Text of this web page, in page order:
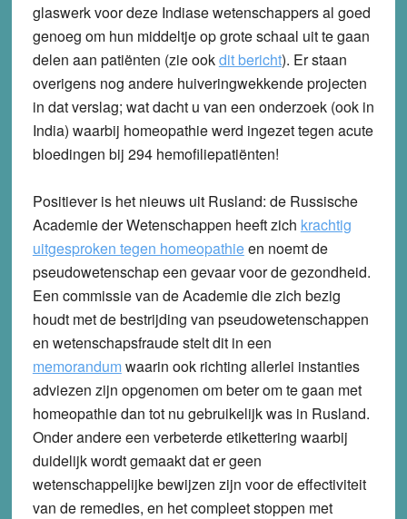
glaswerk voor deze Indiase wetenschappers al goed
genoeg om hun middeltje op grote schaal uit te gaan
delen aan patiënten (zie ookdit bericht). Er staan
overigens nog andere huiveringwekkende projecten
in dat verslag; wat dacht u van een onderzoek (ook in
India) waarbij homeopathie werd ingezet tegen acute
bloedingen bij 294 hemofiliepatiënten!
Positiever is het nieuws uit Rusland: de Russische
Academie der Wetenschappen heeft zich krachtig
uitgesproken tegen homeopathieen noemt de
pseudowetenschap een gevaar voor de gezondheid.
Een commissie van de Academie die zich bezig
houdt met de bestrijding van pseudowetenschappen
en wetenschapsfraude stelt dit in een
memorandumwaarin ook richting allerlei instanties
adviezen zijn opgenomen om beter om te gaan met
homeopathie dan tot nu gebruikelijk was in Rusland.
Onder andere een verbeterde etikettering waarbij
duidelijk wordt gemaakt dat er geen
wetenschappelijke bewijzen zijn voor de effectiviteit
van de remedies, en het compleet stoppen met